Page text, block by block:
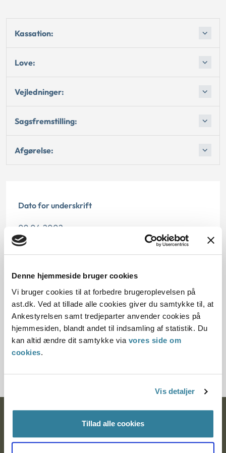
Denne hjemmeside bruger cookies
Vi bruger cookies til at forbedre brugeroplevelsen på
ast.dk. Ved at tillade alle cookies giver du samtykke til, at
Ankestyrelsen samt tredjeparter anvender cookies på
hjemmesiden, blandt andet til indsamling af statistik. Du
kan altid ændre dit samtykke via vores side om
cookies.
Vis detaljer
Tillad alle cookies
Kassation:
Love:
Vejledninger:
Sagsfremstilling:
Afgørelse:
Dato for underskrift
09.04.2002
Offentliggørelsesdato
12.07.2013
Paragraf
§ 14 § 34 § 55
Journalnummer
Postadresse: